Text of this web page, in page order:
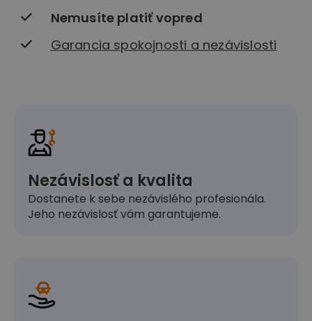
Nemusíte platiť vopred
Garancia spokojnosti a nezávislosti
Nezávislosť a kvalita
Dostanete k sebe nezávislého profesionála.
Jeho nezávislosť vám garantujeme.